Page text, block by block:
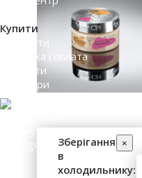
Купити
Де купити
Доставка і оплата
Контакти
Партнери
×
Зберігання
в
холодильнику: